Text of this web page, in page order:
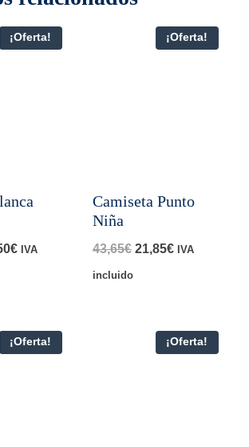
¡Oferta!
€El
IVA
¡Oferta!
Camiseta Punto
Niña
43,65€ El
43,65€.
21,85€El
IVA
incluido
¡Oferta! ¡Oferta!